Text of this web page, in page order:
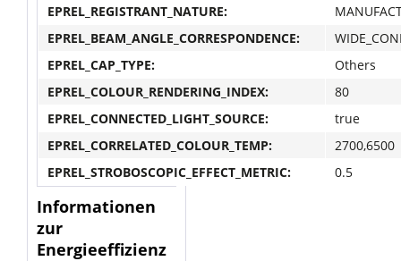
EPREL_REGISTRANT_NATURE:
EPREL_BEAM_ANGLE_CORRESPONDENCE:
EPREL_CAP_TYPE:
Others
EPREL_COLOUR_RENDERING_INDEX:
80
EPREL_CONNECTED_LIGHT_SOURCE:
true
EPREL_CORRELATED_COLOUR_TEMP:
2700,6500
EPREL_STROBOSCOPIC_EFFECT_METRIC:
0.5
Informationen
zur
Energieeffizienz